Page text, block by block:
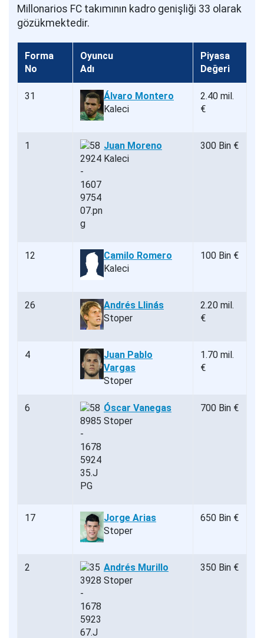
Millonarios FC takımının kadro genişliği 33 olarak
gözükmektedir.
Forma
No
Oyuncu
Adı
Piyasa
Değeri
31
Álvaro Montero
Kaleci
2.40 mil.
€
1
Juan Moreno
Kaleci
300 Bin €
12
Camilo Romero
Kaleci
100 Bin €
26
Andrés Llinás
Stoper
2.20 mil.
€
4
Juan Pablo
Vargas
Stoper
1.70 mil.
€
6
Óscar Vanegas
Stoper
700 Bin €
17
Jorge Arias
Stoper
650 Bin €
2
Andrés Murillo
Stoper
350 Bin €